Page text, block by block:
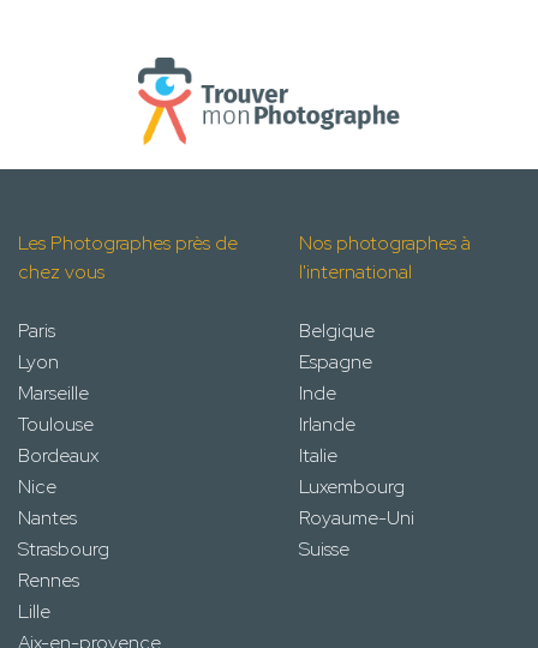
Les Photographes près de
chez vous
Paris
Lyon
Marseille
Toulouse
Bordeaux
Nice
Nantes
Strasbourg
Rennes
Lille
Aix-en-provence
Nos photographes à
l'international
Belgique
Espagne
Inde
Irlande
Italie
Luxembourg
Royaume-Uni
Suisse